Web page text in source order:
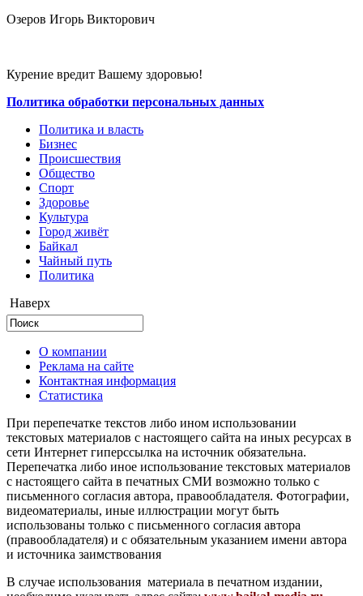
Озеров Игорь Викторович
Курение вредит Вашему здоровью!
Политика обработки персональных данных
Политика и власть
Бизнес
Происшествия
Общество
Cпорт
Здоровье
Культура
Город живёт
Байкал
Чайный путь
Политика
Наверх
О компании
Реклама на сайте
Контактная информация
Статистика
При перепечатке текстов либо ином использовании
текстовых материалов с настоящего сайта на иных ресурсах в
сети Интернет гиперссылка на источник обязательна.
Перепечатка либо иное использование текстовых материалов
с настоящего сайта в печатных СМИ возможно только с
письменного согласия автора, правообладателя. Фотографии,
видеоматериалы, иные иллюстрации могут быть
использованы только с письменного согласия автора
(правообладателя) и с обязательным указанием имени автора
и источника заимствования
В случае использования материала в печатном издании,